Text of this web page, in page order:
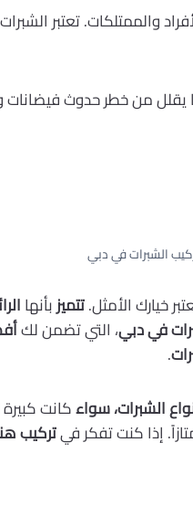
والممتلكات. تعتبر
من خطر حدوث
الشبرات في دبي
خيارك الأمثل.تتميزبأنها
في دبي، التي تضمن لك
.
الشبرات، سواءكانت
إذا كنت تفكر فيتركيب